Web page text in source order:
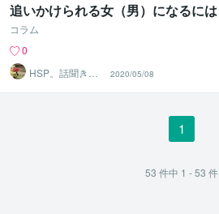
追いかけられる女（男）になるには
コラム
0
HSP。話聞き屋
さん。
2020/05/08
1
53 件中 1 - 53 件